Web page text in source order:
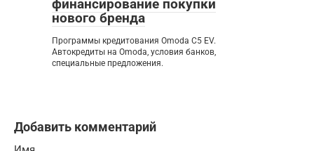
финансирование покупки
нового бренда
Программы кредитования Omoda C5 EV.
Автокредиты на Omoda, условия банков,
специальные предложения.
Добавить комментарий